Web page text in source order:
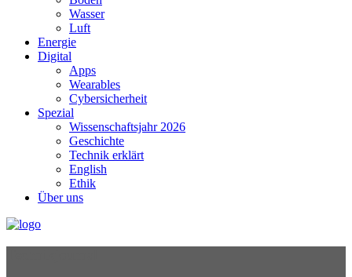
Wasser
Luft
Energie
Digital
Apps
Wearables
Cybersicherheit
Spezial
Wissenschaftsjahr 2026
Geschichte
Technik erklärt
English
Ethik
Über uns